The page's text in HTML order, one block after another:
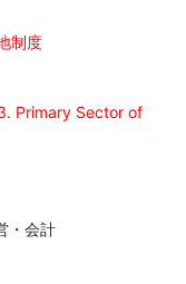
制度
Primary Sector of
・会計